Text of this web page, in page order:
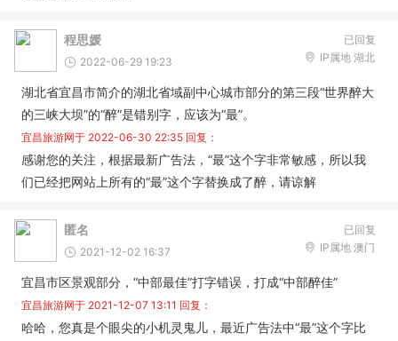
已回复
程思媛
2022-06-29 19:23 IP属地 湖北
湖北省宜昌市简介的湖北省域副中心城市部分的第三段“世界醉大
的三峡大坝”的“醉”是错别字，应该为“最”。
宜昌旅游网于 2022-06-30 22:35 回复：
感谢您的关注，根据最新广告法，“最”这个字非常敏感，所以我
们已经把网站上所有的“最”这个字替换成了醉，请谅解
已回复
匿名
2021-12-02 16:37 IP属地 澳门
宜昌市区景观部分，“中部最佳”打字错误，打成“中部醉佳”
宜昌旅游网于 2021-12-07 13:11 回复：
哈哈，您真是个眼尖的小机灵鬼儿，最近广告法中“最”这个字比